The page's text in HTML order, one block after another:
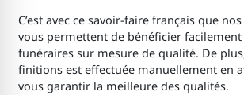
C’est avec ce savoir-faire français que
vous permettent de bénéficier
funéraires sur mesure de qualité. De
finitions est effectuée manuellement en
vous garantir la meilleure des qualités.